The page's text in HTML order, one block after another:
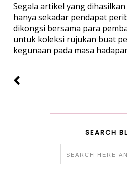
Segala artikel yang
hanya sekadar pendapat
dikongsi bersama para
untuk koleksi rujukan buat
kegunaan pada masa
SEARCH